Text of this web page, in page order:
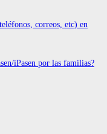
correos, etc) en
iPasen por las familias?